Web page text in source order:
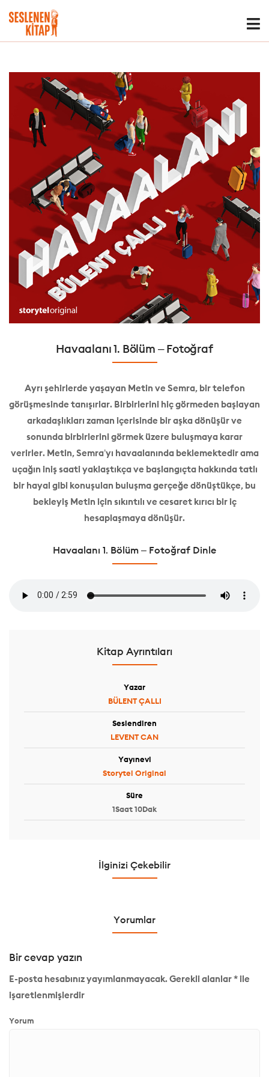
Havaalanı 1. Bölüm – Fotoğraf
Ayrı şehirlerde yaşayan Metin ve Semra, bir telefon
görüşmesinde tanışırlar. Birbirlerini hiç görmeden başlayan
arkadaşlıkları zaman içerisinde bir aşka dönüşür ve
sonunda birbirlerini görmek üzere buluşmaya karar
verirler. Metin, Semra’yı havaalanında beklemektedir ama
uçağın iniş saati yaklaştıkça ve başlangıçta hakkında tatlı
bir hayal gibi konuşulan buluşma gerçeğe dönüştükçe, bu
bekleyiş Metin için sıkıntılı ve cesaret kırıcı bir iç
hesaplaşmaya dönüşür.
Havaalanı 1. Bölüm – Fotoğraf Dinle
Kitap Ayrıntıları
Yazar
BÜLENT ÇALLI
Seslendiren
LEVENT CAN
Yayınevi
Storytel Original
Süre
1Saat 10Dak
İlginizi Çekebilir
Yorumlar
Bir cevap yazın
E-posta hesabınız yayımlanmayacak.Gerekli alanlar*ile
işaretlenmişlerdir
Yorum